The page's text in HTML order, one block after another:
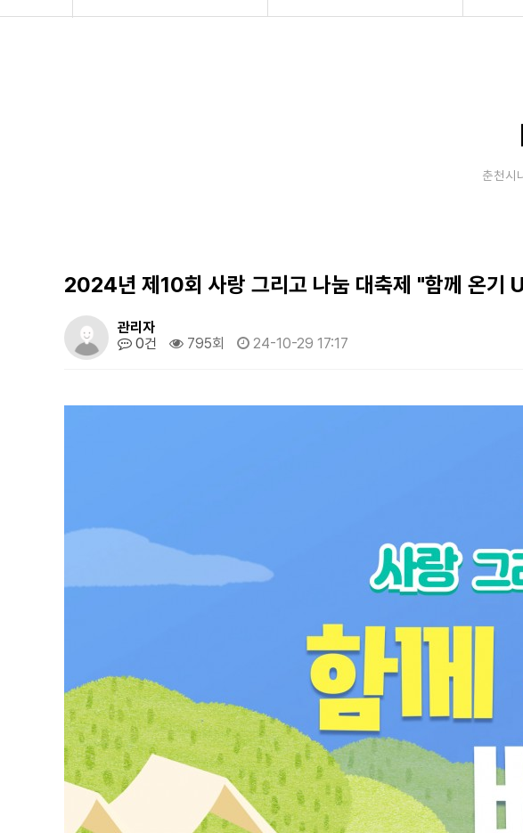
춘천시
2024년 제10회 사랑 그리고 나눔 대축제 "함께 온기
관리자
0건
795회 24-10-29 17:17